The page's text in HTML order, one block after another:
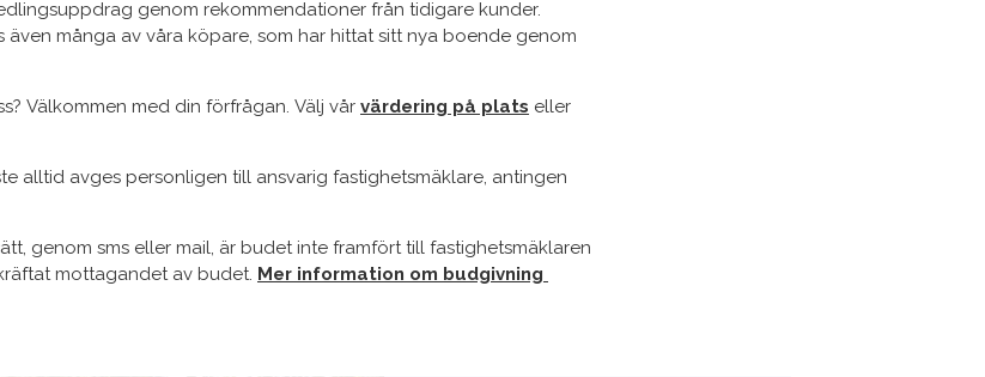
genom rekommendationer från tidigare kunder.
även många av våra köpare, som har hittat sitt nya boende genom
Välkommen med din förfrågan. Välj vår värdering på plats eller
alltid avges personligen till ansvarig fastighetsmäklare, antingen
genom sms eller mail, är budet inte framfört till fastighetsmäklaren
mottagandet av budet. Mer information om budgivning